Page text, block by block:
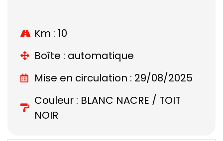
Km : 10
Boîte : automatique
Mise en circulation : 29/08/2025
Couleur : BLANC NACRE / TOIT
NOIR